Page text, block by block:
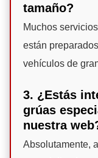
tamaño?
Muchos
están
vehículos de
3. ¿Estás
grúas
nuestra
Absolutamente,